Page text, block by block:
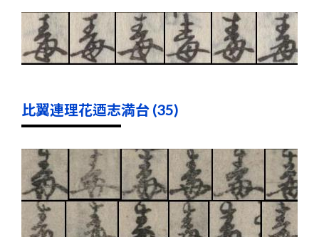
比翼連理花迺志満台 (35)